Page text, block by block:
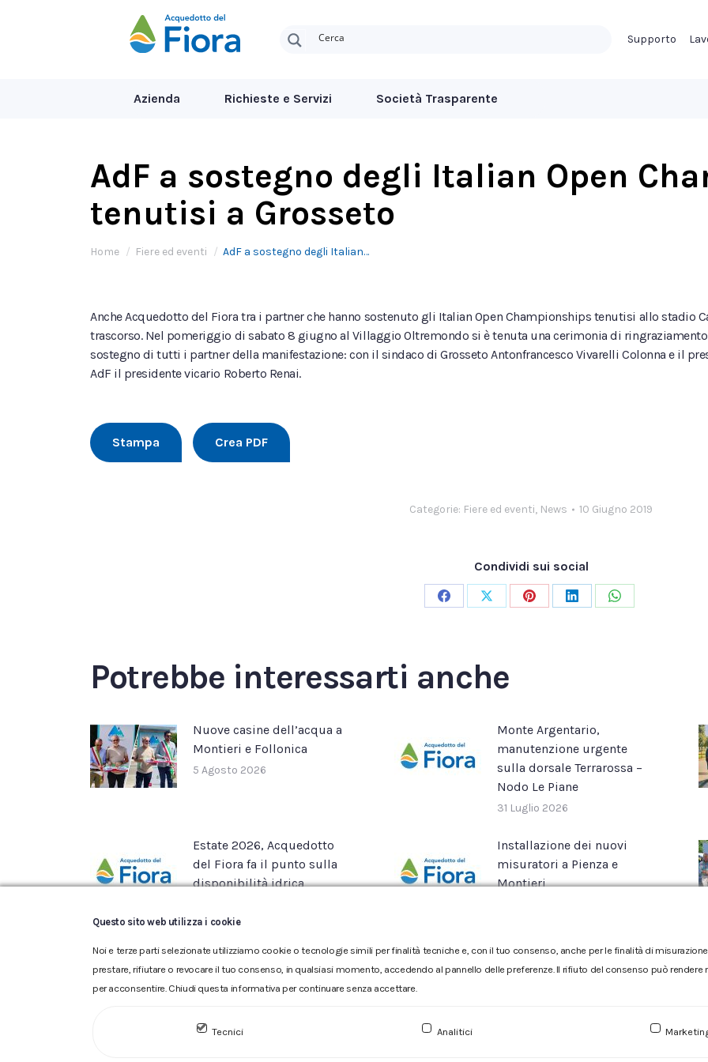
Supporto
Azienda Richieste e Servizi Società Trasparente
AdF a sostegno degli Italian Open
tenutisi a Grosseto
Tu sei qui:
Home Fiere ed eventi AdF a sostegno degli Italian…
Anche Acquedotto del Fiora tra i partner che hanno sostenuto gli Italian Open Championships tenutisi allo stadio
trascorso. Nel pomeriggio di sabato 8 giugno al Villaggio Oltremondo si è tenuta una cerimonia di
sostegno di tutti i partner della manifestazione: con il sindaco di Grosseto Antonfrancesco Vivarelli Colonna e il
AdF il presidente vicario Roberto Renai.
Stampa Crea PDF
Categorie: Fiere ed eventi, News 10 Giugno 2019
Condividi sui social
CondividiCondividiCondividiCondividiCondividi
Potrebbe interessarti anche
Nuove casine dell’acqua a
Montieri e Follonica
5 Agosto 2026
Monte Argentario,
manutenzione urgente
sulla dorsale Terrarossa –
Nodo Le Piane
31 Luglio 2026
Estate 2026, Acquedotto
del Fiora fa il punto sulla
disponibilità idrica
Installazione dei nuovi
misuratori a Pienza e
Montieri
Glossario Reclamo pdf
Questo sito web utilizza i cookie
Noi e terze parti selezionate utilizziamo cookie o tecnologie simili per finalità tecniche e, con il tuo consenso, anche per le finalità di
prestare, rifiutare o revocare il tuo consenso, in qualsiasi momento, accedendo al pannello delle preferenze. Il rifiuto del consenso può rendere
per acconsentire. Chiudi questa informativa per continuare senza accettare.
Tecnici Analitici